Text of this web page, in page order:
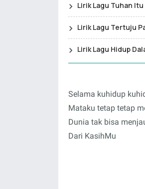
Lirik Lagu Tuhan
Lirik Lagu Tertuju
Lirik Lagu Hidup
Selama kuhidup
Mataku tetap tetap
Dunia tak bisa
Dari KasihMu